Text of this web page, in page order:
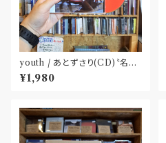
youth / あとずさり(CD)〝名古
屋〟
¥1,980